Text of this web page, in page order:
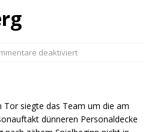
gegen 1. Herren des TSV
INFORMATION
deaktiviert
Tor siegte das Team um die am
dünneren Personaldecke